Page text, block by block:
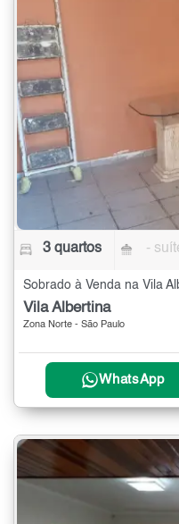
3 quartos -
Sobrado à Venda na Vila
Vila Albertina
Zona Norte - São Paulo
WhatsApp